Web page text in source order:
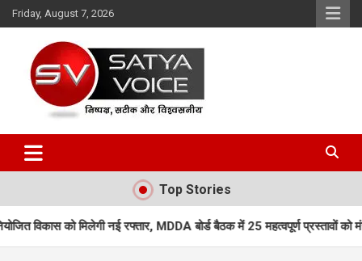
Skip
to
Friday, August 7, 2026
Satya Voice
Top Stories
रफ्तार, MDDA बोर्ड बैठक में 25 महत्वपूर्ण प्रस्तावों को मंजूरी एमडीडीए